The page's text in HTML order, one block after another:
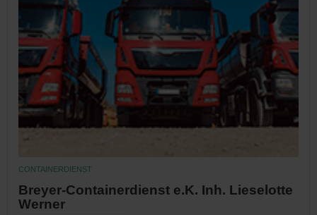
CONTAINERDIENST
Breyer-Containerdienst e.K. Inh. Lieselotte
Werner